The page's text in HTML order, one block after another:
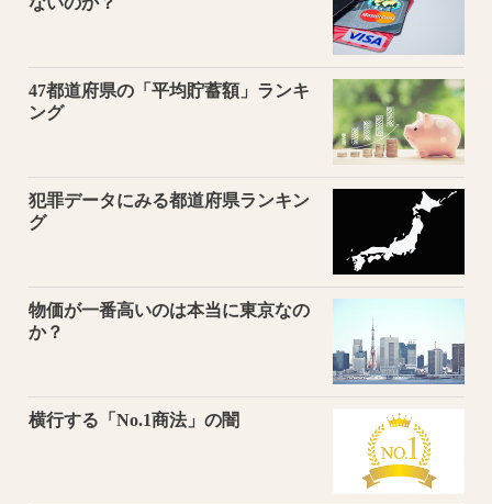
47都道府県の「平均貯蓄額」ランキ
ング
犯罪データにみる都道府県ランキン
グ
物価が一番高いのは本当に東京なの
か？
横行する「No.1商法」の闇